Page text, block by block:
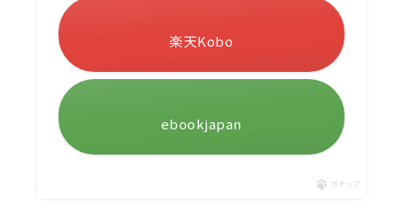
楽天Kobo
ebookjapan
ポチップ